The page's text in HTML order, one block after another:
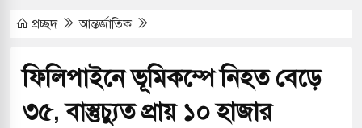
পাকিস্তানি হাইকমিশনারের বাসভবনে আগুন, আইসিইউতে
হয়ে আসছে ‘স্পেশাল রেসপন্স ব্যাটালিয়ন
প্রচ্ছদ আন্তর্জাতিক
ফিলিপাইনে ভূমিকম্পে নিহত বেড়ে
৩৫, বাস্তুচ্যুত প্রায় ১০ হাজার